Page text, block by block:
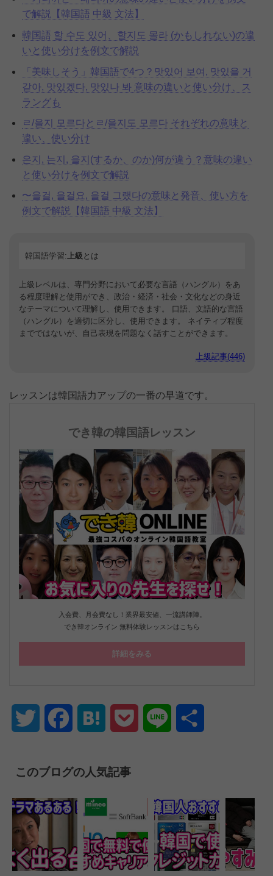
で解説【韓国語 中級 文法】
韓国語 할 수도 있어、할지도 몰라 (かもしれない)の違
いと使い分けを例文で解説
「美味しそう」韓国語で4つ？맛있어 보여, 맛있을 거
같아, 맛있겠다, 맛있나 봐 意味の違いと使い分け、ス
ラングも
ㄹ/을지 모르다とㄹ/을지도 모르다 それぞれの意味と
違い、使い分け
은지, 는지, 을지(するか、のか)何が違う？意味の違い
と使い分けを例文で解説
〜을걸, 을걸요, 을걸 그랬다の意味と発音、使い方を
例文で解説【韓国語 中級 文法】
韓国語学習: 上級 とは
上級レベルは、専門分野において必要な言語（ハングル）をあ
る程度理解と使用ができ、政治・経済・社会・文化などの身近
なテーマについて理解し、使用できます。 口語、文語的な言語
（ハングル）を適切に区分し、使用できます。 ネイティブ程度
までではないが、自己表現を問題なく話すことができます。
上級記事(446)
レッスンは韓国語力アップの一番の早道です。
でき韓の韓国語レッスン
入会費、月会費なし！業界最安値、一流講師陣。
でき韓オンライン 無料体験レッスンはこちら
詳細をみる
Twitter FacebookHatena Pocket Line
このブログの人気記事